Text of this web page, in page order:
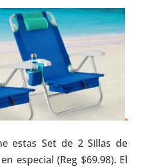
estas Set de 2 Sillas de
especial (Reg $69.98). El